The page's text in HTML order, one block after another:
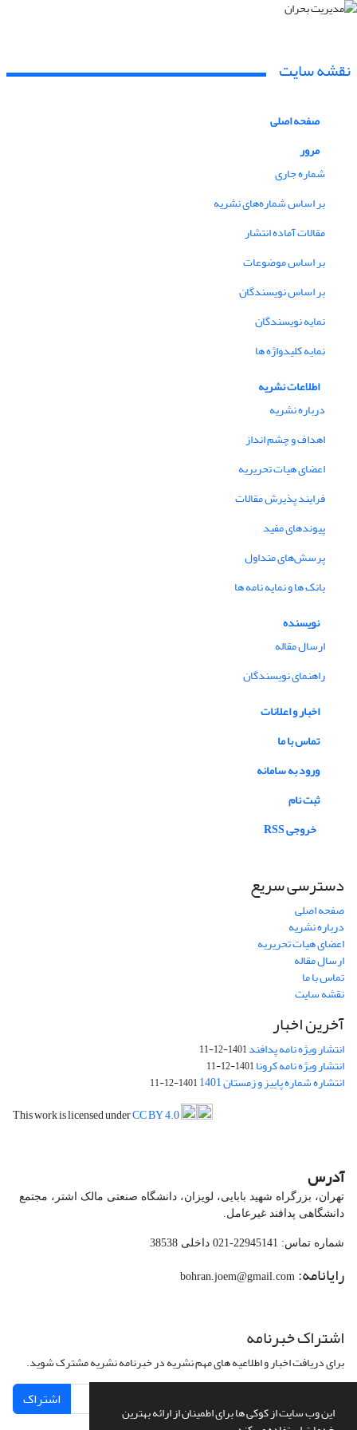
این وب سایت از کوکی ها برای اطمینان از ارائه بهترین
نقشه سایت
صفحه اصلی
مرور
شماره جاری
بر اساس شماره‌های نشریه
مقالات آماده انتشار
بر اساس موضوعات
بر اساس نویسندگان
نمایه نویسندگان
نمایه کلیدواژه ها
اطلاعات نشریه
درباره نشریه
اهداف و چشم انداز
اعضای هیات تحریریه
فرایند پذیرش مقالات
پیوندهای مفید
پرسش‌های متداول
بانک ها و نمایه نامه ها
نویسنده
ارسال مقاله
راهنمای نویسندگان
اخبار و اعلانات
تماس با ما
ورود به سامانه
ثبت نام
خروجی RSS
دسترسی سریع
صفحه اصلی
درباره نشریه
اعضای هیات تحریریه
ارسال مقاله
تماس با ما
نقشه سایت
آخرین اخبار
انتشار ویژه نامه پدافند1401-12-11
انتشار ویژه نامه کرونا1401-12-11
انتشاره شماره پاییز و زمستان 1401 1401-12-11
This work is licensed underCC BY 4.0
آدرس
تهران، بزرگراه شهید بابایی، لویزان، دانشگاه صنعتی مالک اشتر، مجتمع
دانشگاهی پدافند غیرعامل.
شماره تماس: 22945141-021 داخلی 38538
رایانامه:
اشتراک خبرنامه
برای دریافت اخبار و اطلاعیه های مهم نشریه در خبرنامه نشریه مشترک شوید.
اشتراک